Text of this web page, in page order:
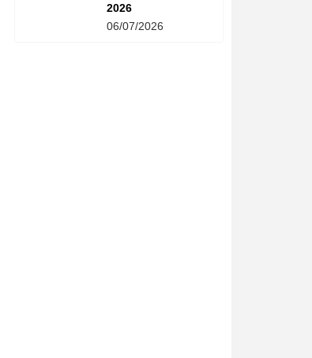
2026
06/07/2026